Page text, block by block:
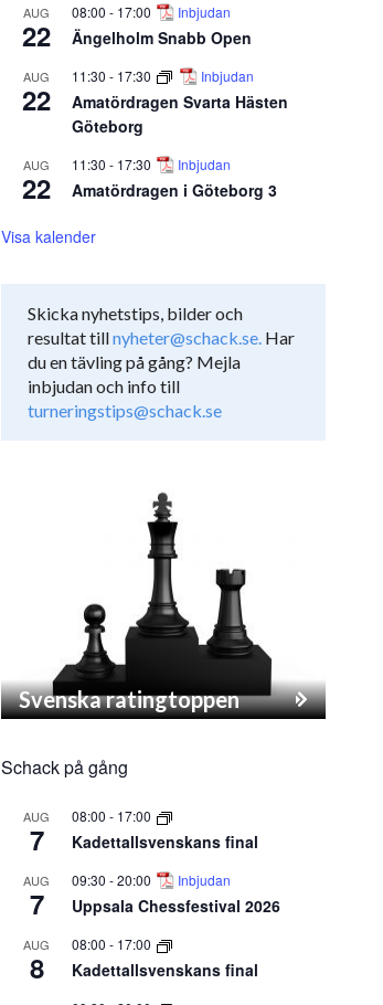
AUG
22
08:00 - 17:00 Inbjudan
Ängelholm Snabb Open
AUG
22
11:30 - 17:30 Inbjudan
Amatördragen Svarta Hästen
Göteborg
AUG
22
11:30 - 17:30 Inbjudan
Amatördragen i Göteborg 3
Visa kalender
Skicka nyhetstips, bilder och
resultat tillnyheter@schack.se. Har
du en tävling på gång? Mejla
inbjudan och info till
turneringstips@schack.se
Svenska ratingtoppen
Schack på gång
AUG
7
08:00 - 17:00
Kadettallsvenskans final
AUG
7
09:30 -20:00 Inbjudan
Uppsala Chessfestival 2026
AUG
8
08:00 - 17:00
Kadettallsvenskans final